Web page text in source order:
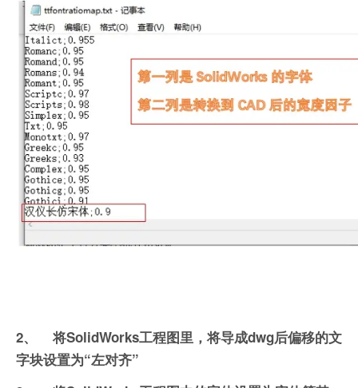
2、将SolidWorks工程图里，将导成dwg后偏移的文
字块设置为“左对齐”